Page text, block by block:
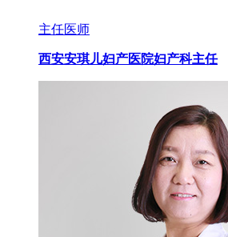
主任医师
西安安琪儿妇产医院妇产科主任